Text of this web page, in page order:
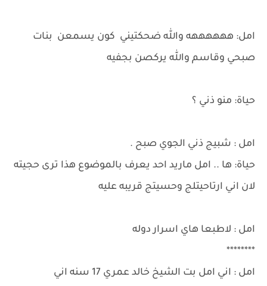
امل: ههههههه والله ضحكتيني كون يسمعن بنات
صبحي وقاسم والله يركصن بجفيه
حياة: منو ذني ؟
امل : شبيج ذني الجوي صبح .
حياة: ها .. امل ماريد احد يعرف بالموضوع هذا ترى حجيته
لان اني ارتاحيتلج وحسيتج قريبه عليه
امل : لاطبعا هاي اسرار دوله
********
امل : اني امل بت الشيخ خالد عمري 17 سنه اني